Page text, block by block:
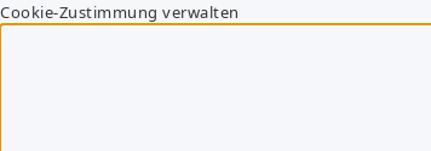
Cookie-Zustimmung verwalten